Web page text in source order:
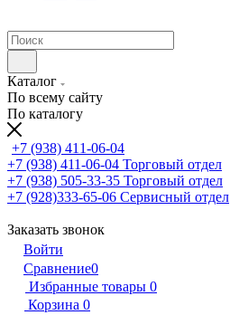
Каталог
По всему сайту
По каталогу
+7 (938) 411-06-04
+7 (938) 411-06-04 Торговый отдел
+7 (938) 505-33-35 Торговый отдел
+7 (928)333-65-06 Сервисный отдел
Заказать звонок
Войти
Сравнение0
Избранные товары 0
Корзина 0